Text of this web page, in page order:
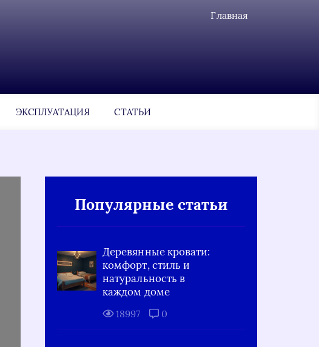
Главная
ЭКСПЛУАТАЦИЯ СТАТЬИ
Популярные статьи
Деревянные кровати:
комфорт, стиль и
натуральность в
каждом доме
18997 0